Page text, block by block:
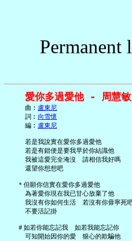
愛你多過愛他 - 周慧敏
     曲︰
盧東尼
     詞︰
向雪懷
     編︰
盧東尼
     若是我說實在愛你多過愛他
     若是有錯便是要我早於你結識他
     我被這愛完全淹沒　請相信我好嗎
     還望你想想吧
   ＊但願你信實在愛你多過愛他
     為著愛你現在我已甘心放棄了他
我沒有你如何生活　若沒有你毋寧死
     不要活記掛
   ＃如若你能忘記我　如若我能忘記你
     可知開始因你的愛　狠心的欺騙他